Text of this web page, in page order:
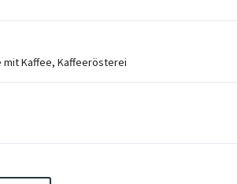
mit Kaffee, Kaffeerösterei